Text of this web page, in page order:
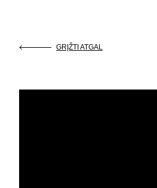
PARTNERIAI
GRĮŽTI ATGAL